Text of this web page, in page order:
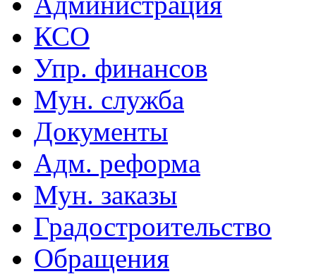
КСО
Упр. финансов
Мун. служба
Документы
Адм. реформа
Мун. заказы
Градостроительство
Обращения